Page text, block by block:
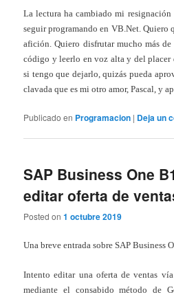
La lectura ha cambiado mi
seguir programando en VB.Net. Quiero
afición. Quiero disfrutar mucho más
código y leerlo en voz alta y del placer
si tengo que dejarlo, quizás pueda
clavada que es mi otro amor, Pascal, y
Publicado en Programacion | Deja un
SAP Business One
editar oferta de
Posted on1 octubre 2019
Una breve entrada sobre SAP Business
Intento editar una oferta de ventas
mediante el consabido método de